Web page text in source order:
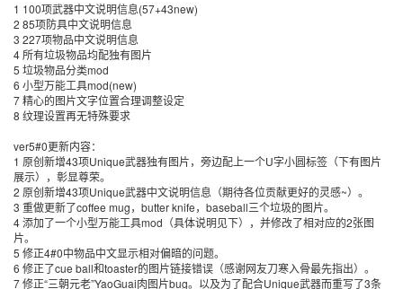
1 100项武器中文说明信息(57+43new)
2 85项防具中文说明信息
3 227项物品中文说明信息
4 所有垃圾物品均配独有图片
5 垃圾物品分类mod
6 小型万能工具mod(new)
7 精心的图片文字位置合理调整设定
8 纹理设置再无特殊要求
ver5#0更新内容：
1 原创新增43项Unique武器独有图片，旁边配上一个U字小圆标签（下有图片
展示），彰显尊荣。
2 原创新增43项Unique武器中文说明信息（期待各位贡献更好的灵感~）。
3 重做更新了coffee mug，butter knife，baseball三个垃圾的图片。
4 添加了一个小型万能工具mod（具体说明见下），并修改了相对应的2张图
片。
5 修正4#0中物品中文显示相对偏暗的问题。
6 修正了cue ball和toaster的图片链接错误（感谢网友刀寒入骨最先指出）。
7 修正“三朝元老”YaoGuai肉图片bug。以及为了配合Unique武器而重写了3条